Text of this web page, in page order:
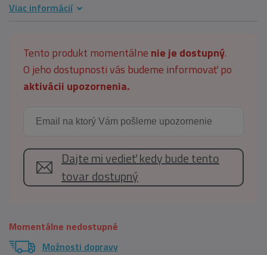
Viac informácií
Tento produkt momentálne nie je dostupný.
O jeho dostupnosti vás budeme informovať po
aktivácii upozornenia.
Dajte mi vedieť kedy bude tento
tovar dostupný
Momentálne nedostupné
Možnosti dopravy